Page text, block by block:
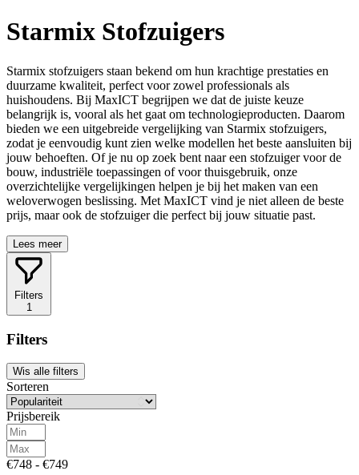
Starmix Stofzuigers
Starmix stofzuigers staan bekend om hun krachtige prestaties en
duurzame kwaliteit, perfect voor zowel professionals als
huishoudens. Bij MaxICT begrijpen we dat de juiste keuze
belangrijk is, vooral als het gaat om technologieproducten. Daarom
bieden we een uitgebreide vergelijking van Starmix stofzuigers,
zodat je eenvoudig kunt zien welke modellen het beste aansluiten bij
jouw behoeften. Of je nu op zoek bent naar een stofzuiger voor de
bouw, industriële toepassingen of voor thuisgebruik, onze
overzichtelijke vergelijkingen helpen je bij het maken van een
weloverwogen beslissing. Met MaxICT vind je niet alleen de beste
prijs, maar ook de stofzuiger die perfect bij jouw situatie past.
Lees meer
Filters
1
Filters
Wis alle filters
Sorteren
Prijsbereik
€748 - €749